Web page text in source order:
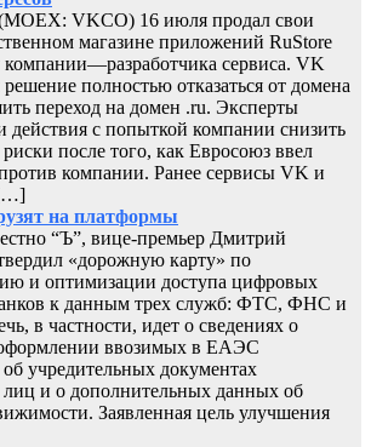
VKCO) 16 июля продал свои
магазине приложений RuStore
компании—разработчика сервиса. VK
полностью отказаться от домена
переход на домен .ru. Эксперты
действия с попыткой компании снизить
после того, как Евросоюз ввел
компании. Ранее сервисы VK и
на платформы
“Ъ”, вице-премьер Дмитрий
«дорожную карту» по
и оптимизации доступа цифровых
к данным трех служб: ФТС, ФНС и
в частности, идет о сведениях о
ввозимых в ЕАЭС
учредительных документах
и о дополнительных данных об
Заявленная цель улучшения